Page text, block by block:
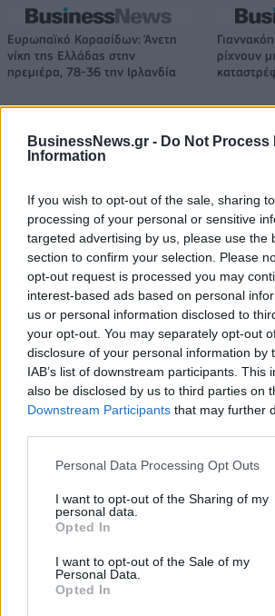
BusinessNews.gr - Do Not Process
Information
If you wish to opt-out of the sale, sharing
processing of your personal or sensitive
targeted advertising by us, please use the
section to confirm your selection. Please
opt-out request is processed you may
interest-based ads based on personal
us or personal information disclosed to
your opt-out. You may separately opt-out
disclosure of your personal information by
IAB’s list of downstream participants. This
also be disclosed by us to third parties on
Downstream Participants that may further
Personal Data Processing Opt Outs
I want to opt-out of the Sharing of my
personal data.
Opted In
I want to opt-out of the Sale of my
Personal Data.
Opted In
Ευρωπαϊκό Κορασίδων: Άνετη
νίκη της Ελλάδας στην
πρεμιέρα, 78-36 την Ιρλανδία
ρίχνουν
ΕΛΣΤΑΤ: Στο 3,4% υποχώρησε ο πληθωρισμός
Χρηματοδότηση 8 εκατ. ευρώ
σε 843 μέσα ενημέρωσης-
Ξεκίνησε το πενταετές
πρόγραμμα ενίσχυσης του
Τύπου
Metlen:
εξάμηνο,
Καθαρά
Η Chery επενδύει 75 εκατ. δολάρια στην KG
Το FIAT 500 Hybrid τώρα από
18η συνεχόμενη χρονιά για τον ΟΤΕ στη
FTSE4Good